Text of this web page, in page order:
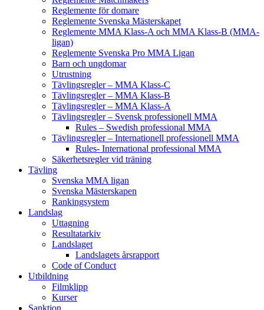
Reglemente för domare
Reglemente Svenska Mästerskapet
Reglemente MMA Klass-A och MMA Klass-B (MMA-
ligan)
Reglemente Svenska Pro MMA Ligan
Barn och ungdomar
Utrustning
Tävlingsregler – MMA Klass-C
Tävlingsregler – MMA Klass-B
Tävlingsregler – MMA Klass-A
Tävlingsregler – Svensk professionell MMA
Rules – Swedish professional MMA
Tävlingsregler – Internationell professionell MMA
Rules- International professional MMA
Säkerhetsregler vid träning
Tävling
Svenska MMA ligan
Svenska Mästerskapen
Rankingsystem
Landslag
Uttagning
Resultatarkiv
Landslaget
Landslagets årsrapport
Code of Conduct
Utbildning
Filmklipp
Kurser
Sanktion